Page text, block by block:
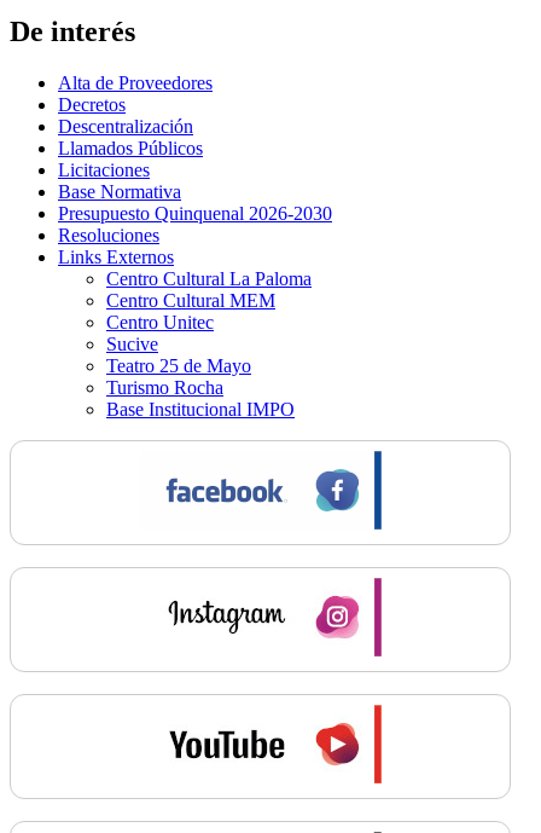
De interés
Alta de Proveedores
Decretos
Descentralización
Llamados Públicos
Licitaciones
Base Normativa
Presupuesto Quinquenal 2026-2030
Resoluciones
Links Externos
Centro Cultural La Paloma
Centro Cultural MEM
Centro Unitec
Sucive
Teatro 25 de Mayo
Turismo Rocha
Base Institucional IMPO